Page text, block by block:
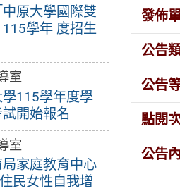
原大學國際雙
學年 度招生
室
115學年度學
開始報名
室
家庭教育中心
民女性自我增
發佈
公告
公告
點閱
公告